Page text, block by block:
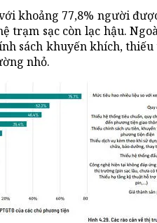
khoảng 77,8% người
trạm sạc còn lạc hậu.
sách khuyến khích,
nhỏ.